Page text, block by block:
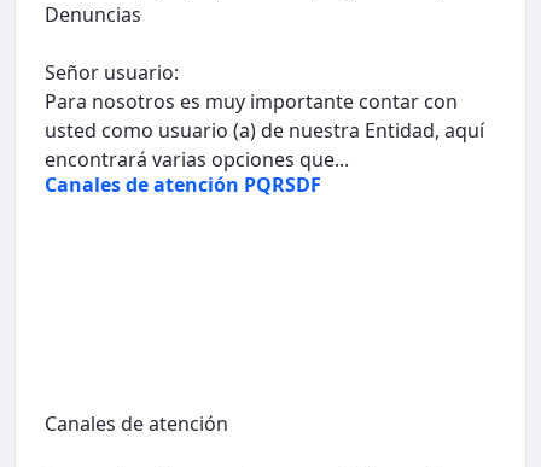
Denuncias
Señor usuario:
Para nosotros es muy importante contar con
usted como usuario (a) de nuestra Entidad, aquí
encontrará varias opciones que...
Canales de atención PQRSDF
Canales de atención